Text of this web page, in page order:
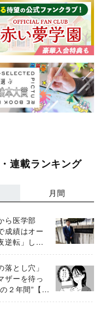
連載ランキング
月間
ら医学部
成績はオー
逆転」した
遊び”に連れ
気づき
落とし穴」
ザーを待っ
２年間”【後